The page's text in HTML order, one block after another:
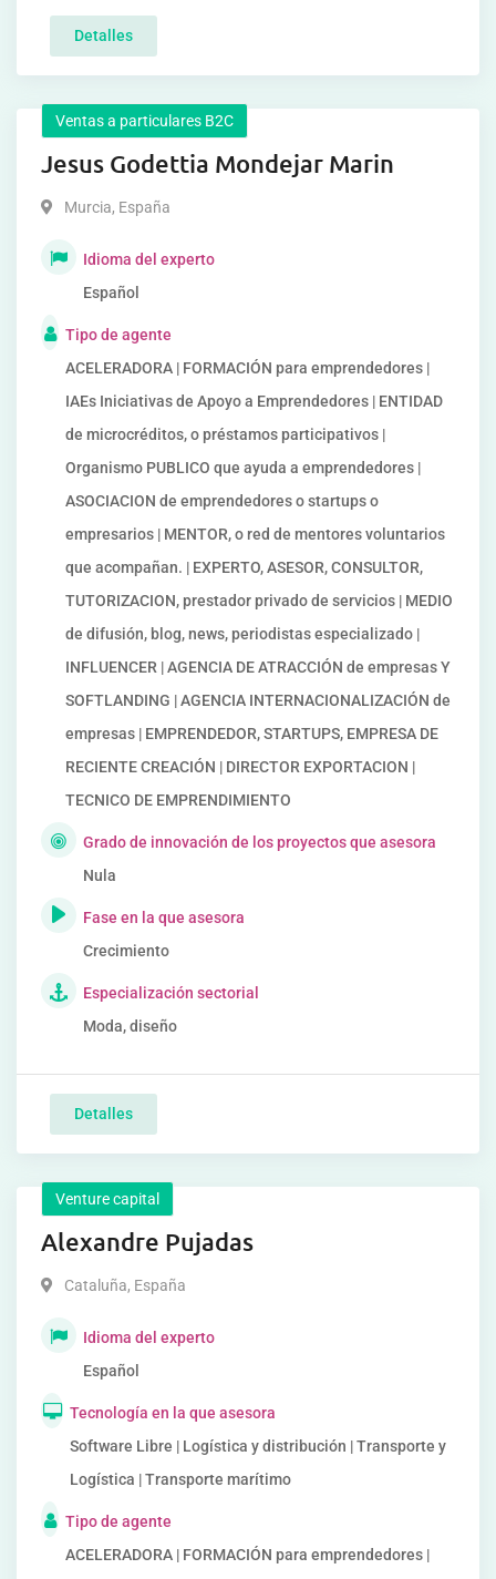
Detalles
Ventas a particulares B2C
Jesus Godettia Mondejar Marin
Murcia, España
Idioma del experto
Español
Tipo de agente
ACELERADORA | FORMACIÓN para emprendedores |
IAEs Iniciativas de Apoyo a Emprendedores | ENTIDAD
de microcréditos, o préstamos participativos |
Organismo PUBLICO que ayuda a emprendedores |
ASOCIACION de emprendedores o startups o
empresarios | MENTOR, o red de mentores voluntarios
que acompañan. | EXPERTO, ASESOR, CONSULTOR,
TUTORIZACION, prestador privado de servicios | MEDIO
de difusión, blog, news, periodistas especializado |
INFLUENCER | AGENCIA DE ATRACCIÓN de empresas Y
SOFTLANDING | AGENCIA INTERNACIONALIZACIÓN de
empresas | EMPRENDEDOR, STARTUPS, EMPRESA DE
RECIENTE CREACIÓN | DIRECTOR EXPORTACION |
TECNICO DE EMPRENDIMIENTO
Grado de innovación de los proyectos que asesora
Nula
Fase en la que asesora
Crecimiento
Especialización sectorial
Moda, diseño
Detalles
Venture capital
Alexandre Pujadas
Cataluña, España
Idioma del experto
Español
Tecnología en la que asesora
Software Libre | Logística y distribución | Transporte y
Logística | Transporte marítimo
Tipo de agente
ACELERADORA | FORMACIÓN para emprendedores |